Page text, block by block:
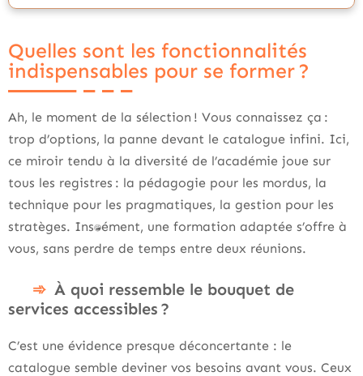
Quelles sont les fonctionnalités
indispensables pour se former ?
Ah, le moment de la sélection ! Vous connaissez ça :
trop d’options, la panne devant le catalogue infini. Ici,
ce miroir tendu à la diversité de l’académie joue sur
tous les registres : la pédagogie pour les mordus, la
technique pour les pragmatiques, la gestion pour les
stratèges. Instantanément, une formation adaptée s’offre à
vous, sans perdre de temps entre deux réunions.
À quoi ressemble le bouquet de
services accessibles ?
C’est une évidence presque déconcertante : le
catalogue semble deviner vos besoins avant vous. Ceux